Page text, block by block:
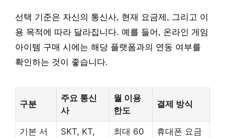
선택 기준은 자신의 통신사, 현재 요금제, 그리고 이
용 목적에 따라 달라집니다. 예를 들어, 온라인 게임
아이템 구매 시에는 해당 플랫폼과의 연동 여부를
확인하는 것이 좋습니다.
구분
주요 통신
사
월 이용
한도
결제 방식
기본 서
SKT, KT,
최대 60
휴대폰 요금